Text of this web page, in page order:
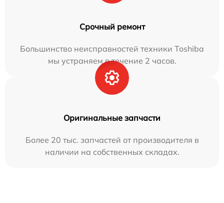
Срочный ремонт
Большинство неисправностей техники Toshiba
мы устраняем в течение 2 часов.
Оригинальные запчасти
Более 20 тыс. запчастей от производителя в
наличии на собственных складах.